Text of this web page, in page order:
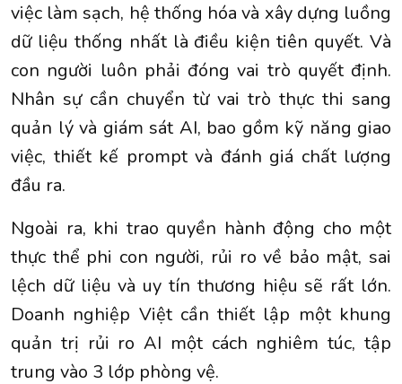
việc làm sạch, hệ thống hóa và xây dựng luồng
dữ liệu thống nhất là điều kiện tiên quyết. Và
con người luôn phải đóng vai trò quyết định.
Nhân sự cần chuyển từ vai trò thực thi sang
quản lý và giám sát AI, bao gồm kỹ năng giao
việc, thiết kế prompt và đánh giá chất lượng
đầu ra.
Ngoài ra, khi trao quyền hành động cho một
thực thể phi con người, rủi ro về bảo mật, sai
lệch dữ liệu và uy tín thương hiệu sẽ rất lớn.
Doanh nghiệp Việt cần thiết lập một khung
quản trị rủi ro AI một cách nghiêm túc, tập
trung vào 3 lớp phòng vệ.